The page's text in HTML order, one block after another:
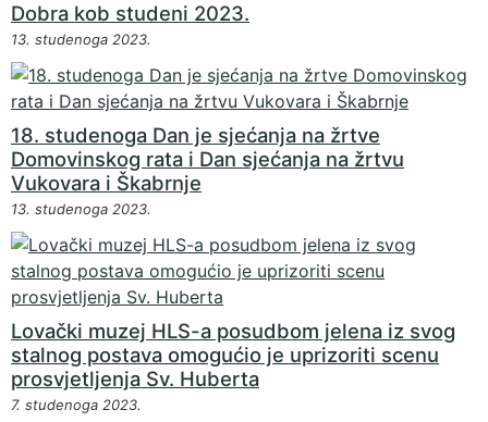
Dobra kob studeni 2023.
13. studenoga 2023.
18. studenoga Dan je sjećanja na žrtve
Domovinskog rata i Dan sjećanja na žrtvu
Vukovara i Škabrnje
13. studenoga 2023.
Lovački muzej HLS-a posudbom jelena iz svog
stalnog postava omogućio je uprizoriti scenu
prosvjetljenja Sv. Huberta
7. studenoga 2023.